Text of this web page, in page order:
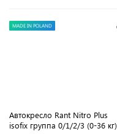
MADE IN POLAND
Автокресло Rant Nitro Plus
isofix группа 0/1/2/3 (0-36 кг)